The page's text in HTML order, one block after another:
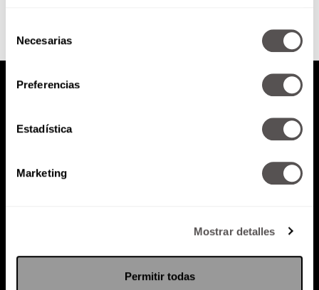
consentimiento
Necesarias
Preferencias
Estadística
Marketing
Mostrar detalles
Permitir todas
RECUPERA ID